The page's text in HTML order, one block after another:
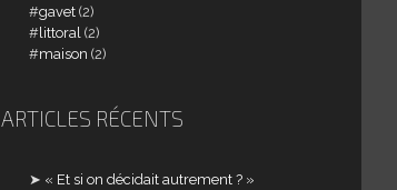
gavet (2)
littoral (2)
maison (2)
ARTICLES RÉCENTS
« Et si on décidait autrement ? »